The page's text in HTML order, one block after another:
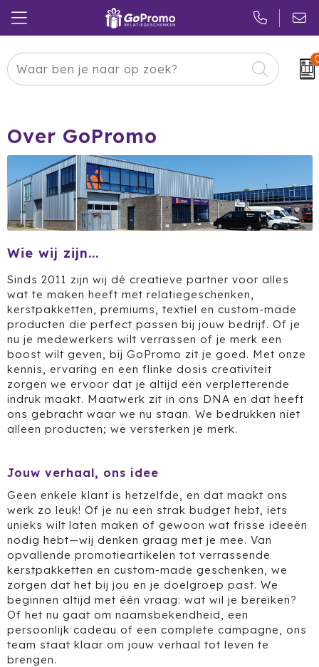
Kerstpakketten
Reclamedragers
Give-aways
Huis & Tuin
Keuken
Eten & Drinken
Drinkwaren
Gereedschap & Lampen
Kinderen & Baby's
Technologie
Kantoor & Schrijfwaren
Outdoor & Vrije tijd
Gezondheid & Wellness
Kleding & Textiel
Reizen & Onderweg
Carnaval
Zomer
Sinterklaas
Kerst
Eindejaar
Pride Month
Voetbal, EK en WK
Valentijnsdag
Jubileum
Secretaressedag
Dag van de Zorg
Dag van de Bouw
Dag van de Leraar
Dag van de Vrijwilliger
Dag van de Medewerker
24 ICE
American Tourister
Amuse
Anker
BE O
Belkin
Bellroy
BIC
Black+Blum
Boska
Brabantia
Brainz
BrandCharger
Brisby
ByOn
Over GoPromo
Wie wij zijn...
Sinds 2011 zijn wij dé creatieve partner voor alles
wat te maken heeft met relatiegeschenken,
kerstpakketten, premiums, textiel en custom-made
producten die perfect passen bij jouw bedrijf. Of je
nu je medewerkers wilt verrassen of je merk een
boost wilt geven, bij GoPromo zit je goed. Met onze
kennis, ervaring en een flinke dosis creativiteit
zorgen we ervoor dat je altijd een verpletterende
indruk maakt. Maatwerk zit in ons DNA en dat heeft
ons gebracht waar we nu staan. We bedrukken niet
alleen producten; we versterken je merk.
Jouw verhaal, ons idee
Geen enkele klant is hetzelfde, en dat maakt ons
werk zo leuk! Of je nu een strak budget hebt, iets
unieks wilt laten maken of gewoon wat frisse ideeën
nodig hebt—wij denken graag met je mee. Van
opvallende promotieartikelen tot verrassende
kerstpakketten en custom-made geschenken, we
zorgen dat het bij jou en je doelgroep past. We
beginnen altijd met één vraag: wat wil je bereiken?
Of het nu gaat om naamsbekendheid, een
persoonlijk cadeau of een complete campagne, ons
team staat klaar om jouw verhaal tot leven te
brengen.